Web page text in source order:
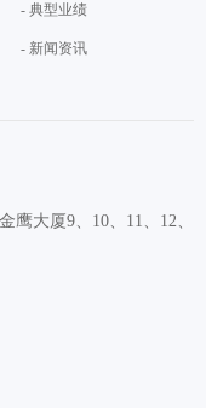
- 典型业绩
- 新闻资讯
鹰大厦9、10、11、12、